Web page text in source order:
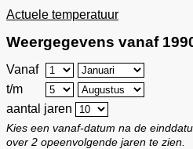
Actuele temperatuur
Weergegevens vanaf
Vanaf
t/m
aantal jaren
Kies een vanaf-datum na de
over 2 opeenvolgende jaren te zien.